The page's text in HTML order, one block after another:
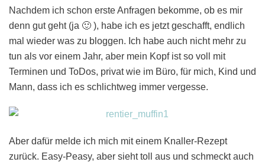
Nachdem ich schon erste Anfragen bekomme, ob es mir
denn gut geht (ja 🙂 ), habe ich es jetzt geschafft, endlich
mal wieder was zu bloggen. Ich habe auch nicht mehr zu
tun als vor einem Jahr, aber mein Kopf ist so voll mit
Terminen und ToDos, privat wie im Büro, für mich, Kind und
Mann, dass ich es schlichtweg immer vergesse.
Aber dafür melde ich mich mit einem Knaller-Rezept
zurück. Easy-Peasy, aber sieht toll aus und schmeckt auch